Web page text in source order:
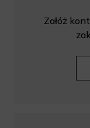
Załóż